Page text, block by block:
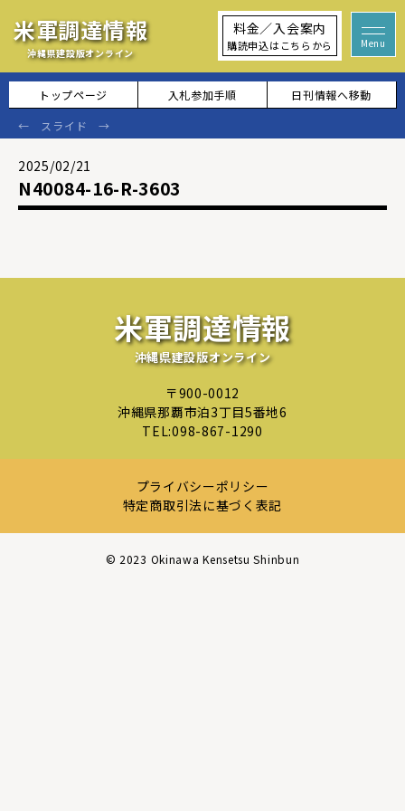
米軍調達情報
沖縄県建設版オンライン
料金／入会案内
購読申込はこちらから
トップページ 入札参加手順 日刊情報へ移動
2025/02/21
N40084-16-R-3603
米軍調達情報
沖縄県建設版オンライン
〒900-0012
沖縄県那覇市泊3丁目5番地6
TEL:098-867-1290
プライバシーポリシー
特定商取引法に基づく表記
©︎ 2023 Okinawa Kensetsu Shinbun